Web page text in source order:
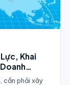
Khai
cần phải xây